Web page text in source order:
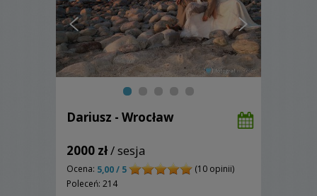
Dariusz - Wrocław
2000 zł/ sesja
Ocena: 5,00 / 5
(10 opinii)
Poleceń: 214